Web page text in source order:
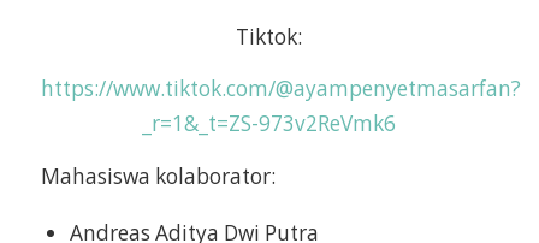
Tiktok:
https://www.tiktok.com/@ayampenyetmasarfan?
_r=1&_t=ZS-973v2ReVmk6
Mahasiswa kolaborator:
Andreas Aditya Dwi Putra